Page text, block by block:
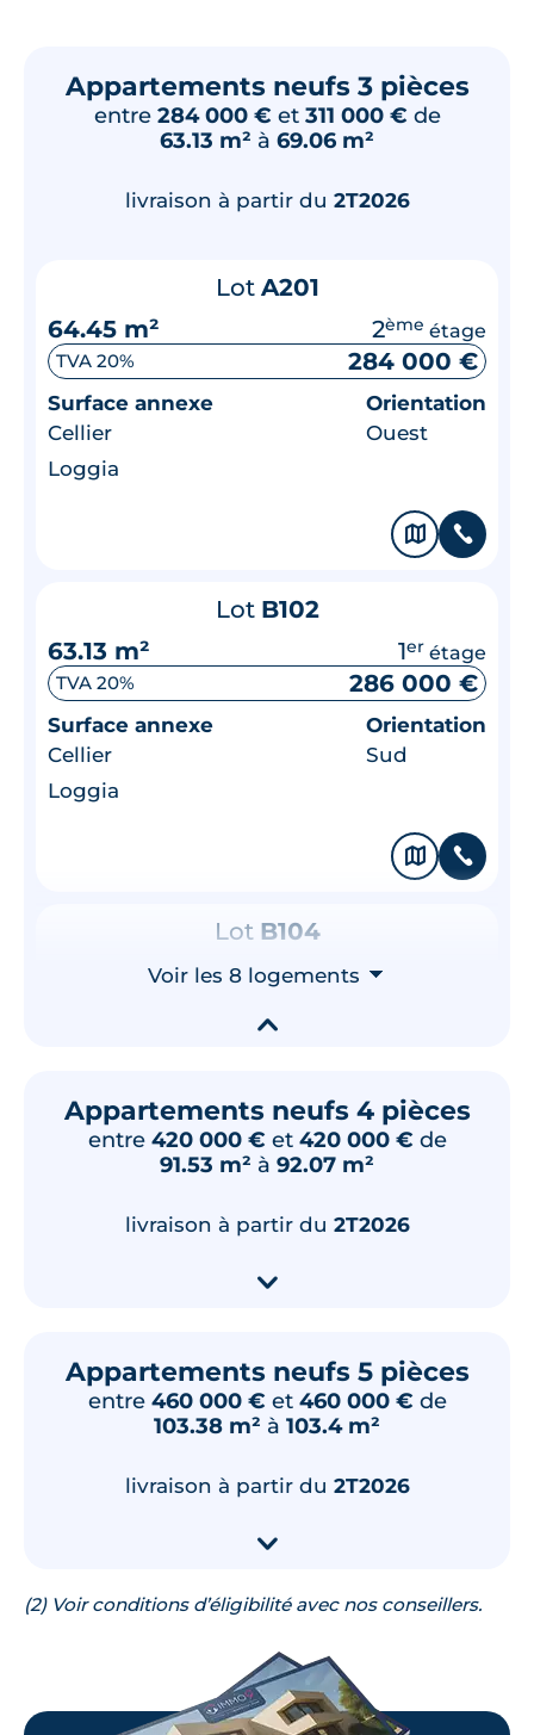
Appartements neufs 3 pièces
entre 284 000 € et 311 000 € de
63.13 m² à 69.06 m²
livraison à partir du 2T2026
Lot A201
64.45 m²
2ème étage
TVA 20% 284 000 €
Surface annexe
Cellier
Loggia
Orientation
Ouest
🗞 📞
Lot B102
63.13 m²
1er étage
TVA 20% 286 000 €
Surface annexe
Cellier
Loggia
Orientation
Sud
🗞 📞
Lot B104
63.18 m²
Loggia
Surface annexe
Cellier
Orientation
Ouest
🗞
63.18 m²
2èmeétage
Nord
Voir les 8 logements ⮟
▾
Appartements neufs 4 pièces
entre 420 000 € et 420 000 € de
91.53 m² à 92.07 m²
livraison à partir du 2T2026
▾
Appartements neufs 5 pièces
entre 460 000 € et 460 000 € de
103.38 m² à 103.4 m²
livraison à partir du 2T2026
▾
(2) Voir conditions d’éligibilité avec nos conseillers.